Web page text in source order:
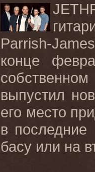
Parrish-
конце
выпустил
его место
в последние
басу или на